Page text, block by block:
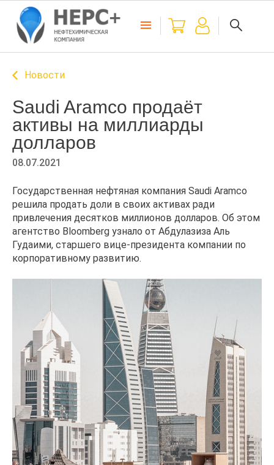
Новости
Saudi Aramco продаёт
активы на миллиарды
долларов
08.07.2021
Государственная нефтяная компания Saudi Aramco
решила продать доли в своих активах ради
привлечения десятков миллионов долларов. Об этом
агентство Bloomberg узнало от Абдулазиза Аль
Гудаими, старшего вице-президента компании по
корпоративному развитию.